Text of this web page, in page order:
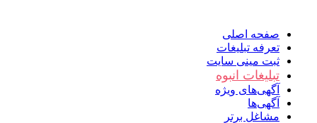
صفحه اصلی
تعرفه تبلیغات
ثبت مینی سایت
تبلیغات انبوه
آگهی‌های ویژه
آگهی‌ها
مشاغل برتر